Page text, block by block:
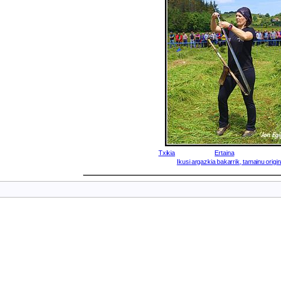
Txikia Ertaina
Ikusi argazkia bakarrik, tamainu